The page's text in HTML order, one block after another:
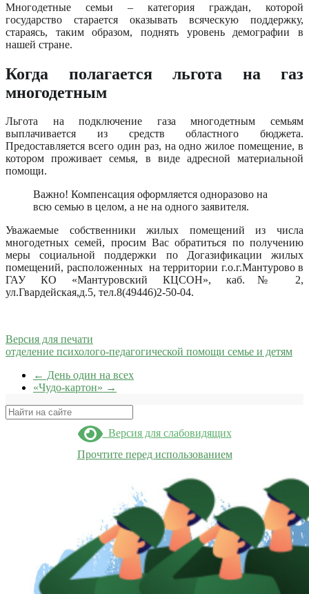
Многодетные семьи – категория граждан, которой
государство старается оказывать всяческую поддержку,
стараясь, таким образом, поднять уровень демографии в
нашей стране.
Когда полагается льгота на газ
многодетным
Льгота на подключение газа многодетным семьям
выплачивается из средств областного бюджета.
Предоставляется всего один раз, на одно жилое помещение, в
котором проживает семья, в виде адресной материальной
помощи.
Важно! Компенсация оформляется одноразово на
всю семью в целом, а не на одного заявителя.
Уважаемые собственники жилых помещений из числа
многодетных семей, просим Вас обратиться по получению
меры социальной поддержки по Догазификации жилых
помещений, расположенных на территории г.о.г.Мантурово в
ГАУ КО «Мантуровский КЦСОН», каб.№ 2,
ул.Гвардейская,д.5, тел.8(49446)2-50-04.
Версия для печати
отделение психолого-педагогической помощи семье и детям
← День один на всех
«Чудо-картон» →
Поиск
Версия для слабовидящих
Прочтите перед использованием